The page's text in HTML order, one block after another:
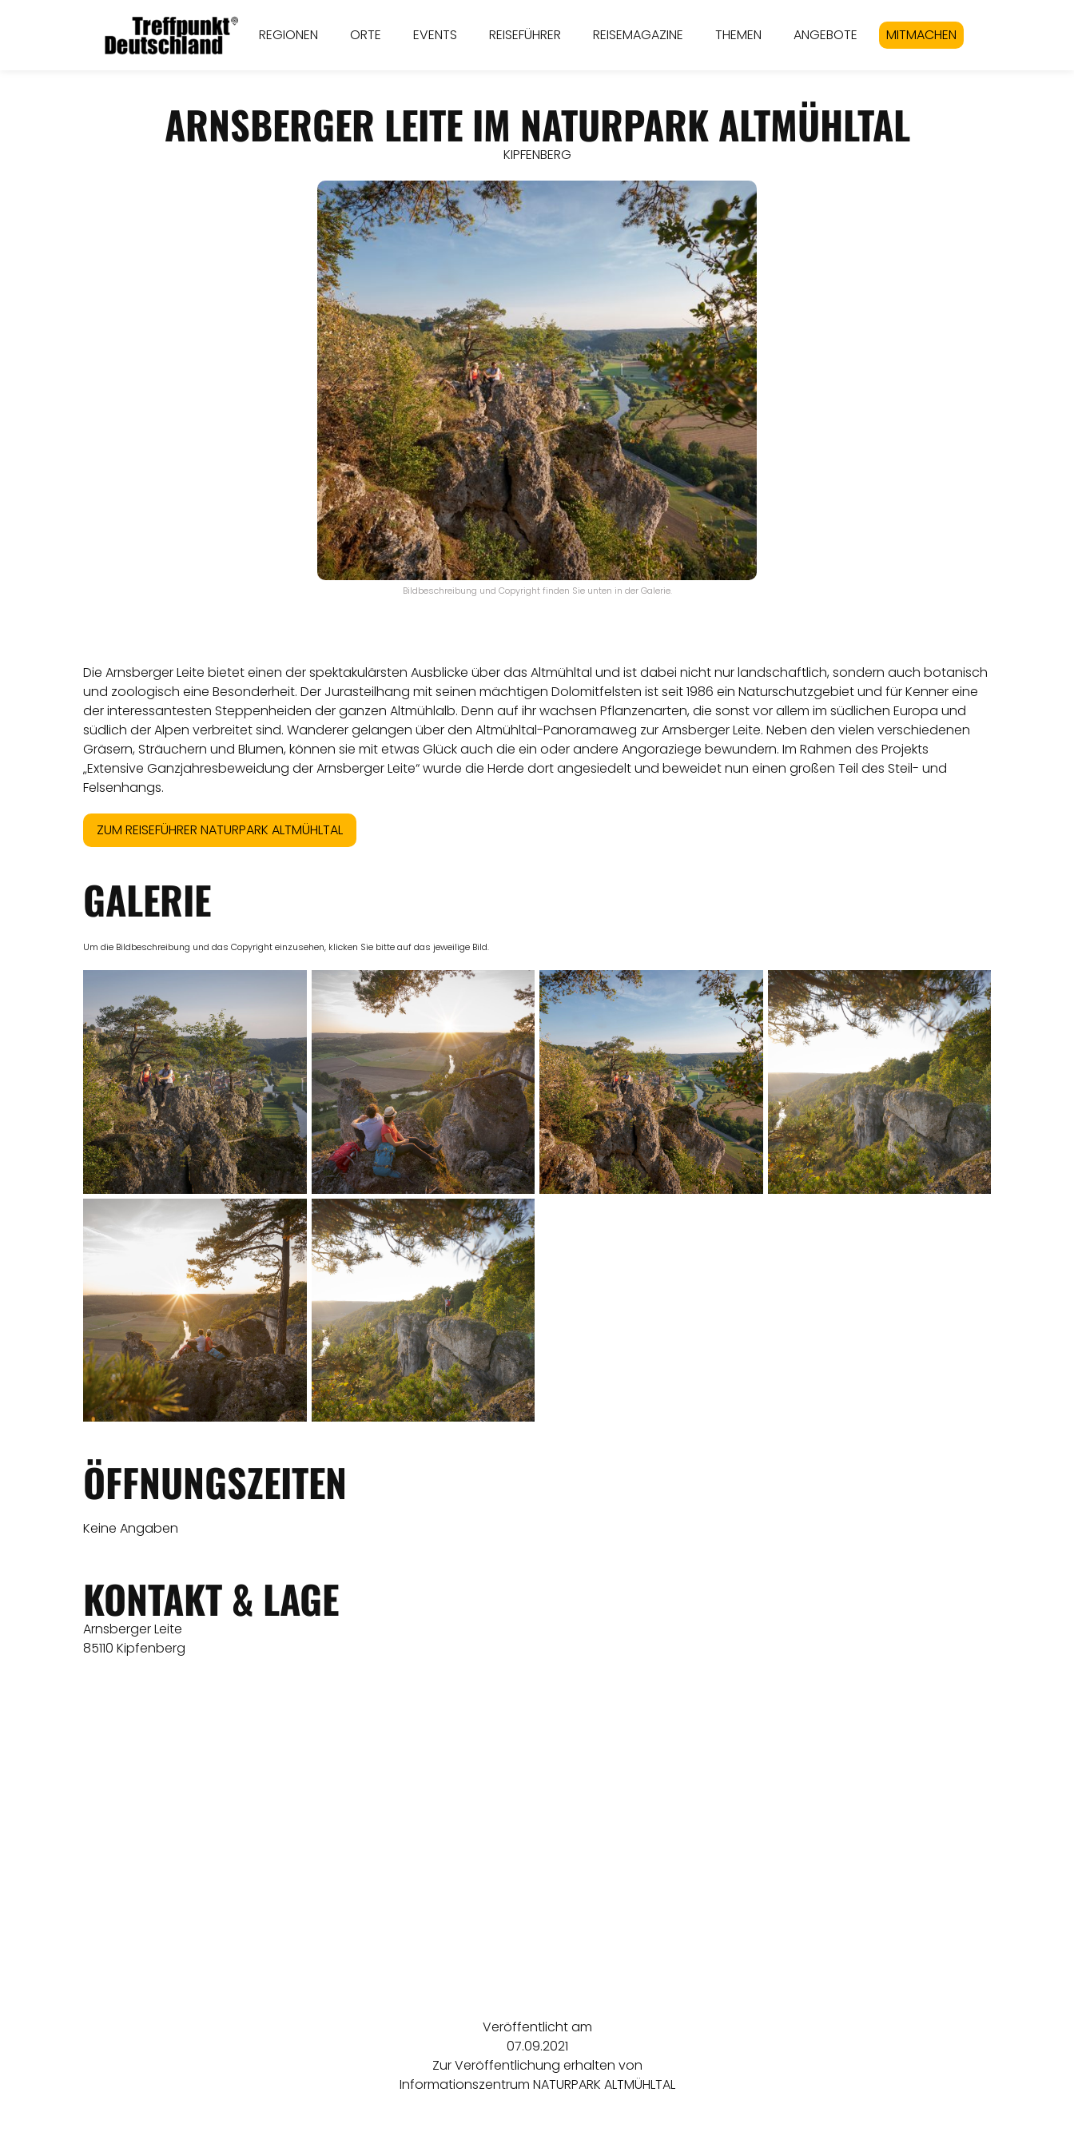
REGIONEN ORTE EVENTS REISEFÜHRER REISEMAGAZINE THEMEN ANGEBOTE MITMACHEN
ARNSBERGER LEITE IM NATURPARK ALTMÜHLTAL
KIPFENBERG
Bildbeschreibung und Copyright finden Sie unten in der Galerie.
Die Arnsberger Leite bietet einen der spektakulärsten Ausblicke über das Altmühltal und ist dabei nicht nur landschaftlich, sondern auch botanisch
und zoologisch eine Besonderheit. Der Jurasteilhang mit seinen mächtigen Dolomitfelsten ist seit 1986 ein Naturschutzgebiet und für Kenner eine
der interessantesten Steppenheiden der ganzen Altmühlalb. Denn auf ihr wachsen Pflanzenarten, die sonst vor allem im südlichen Europa und
südlich der Alpen verbreitet sind. Wanderer gelangen über den Altmühltal-Panoramaweg zur Arnsberger Leite. Neben den vielen verschiedenen
Gräsern, Sträuchern und Blumen, können sie mit etwas Glück auch die ein oder andere Angoraziege bewundern. Im Rahmen des Projekts
„Extensive Ganzjahresbeweidung der Arnsberger Leite“ wurde die Herde dort angesiedelt und beweidet nun einen großen Teil des Steil- und
Felsenhangs.
ZUM REISEFÜHRER NATURPARK ALTMÜHLTAL
GALERIE
Um die Bildbeschreibung und das Copyright einzusehen, klicken Sie bitte auf das jeweilige Bild.
ÖFFNUNGSZEITEN
Keine Angaben
KONTAKT & LAGE
Arnsberger Leite
85110 Kipfenberg
Veröffentlicht am
07.09.2021
Zur Veröffentlichung erhalten von
Informationszentrum NATURPARK ALTMÜHLTAL